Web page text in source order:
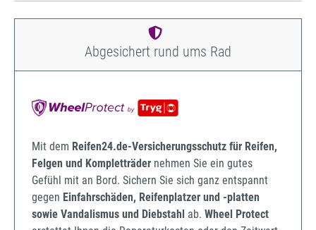
Abgesichert rund ums Rad
Mit dem Reifen24.de-Versicherungsschutz für Reifen,
Felgen und Kompletträder nehmen Sie ein gutes
Gefühl mit an Bord. Sichern Sie sich ganz entspannt
gegen Einfahrschäden, Reifenplatzer und -platten
sowie Vandalismus und Diebstahl ab. Wheel Protect